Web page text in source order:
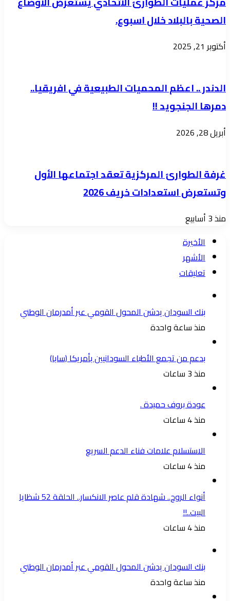
الصحية بالبلاد خلال اسبوع.
أكتوبر 21, 2025
الدندر .. اعظم المحميات الطبيعية في افريقيا..
دمرها الجنجويد !!
أبريل 28, 2026
غرفة الطوارئ المركزية تعقد اجتماعها الأول
وتستعرض استعدادات خريف 2026
منذ 3 أسابيع
الأخيرة
الأشهر
تعليقات
بنك السودان يدشن المحول القومي عبر أمدرمان الوطني
منذ ساعة واحدة
بدعم من تجمع الأطباء السودانيين بأمريكا (سابا)
منذ 3 ساعات
عودة بروف حميدة .
منذ 4 ساعات
الاستسلام علامات فناء الدعم السريع
منذ 4 ساعات
أنواء الروح.. شهادة قلم عاصر الانكسار.. الحلقة 52 شظايا
البيت..!!
منذ 4 ساعات
بنك السودان يدشن المحول القومي عبر أمدرمان الوطني
منذ ساعة واحدة